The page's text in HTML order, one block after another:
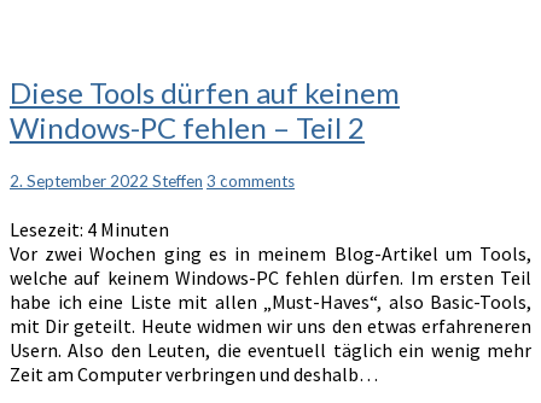
Diese
Tools
dürfen
keinem
PC
fehlen
–
Teil
2
Diese Tools dürfen auf keinem
Windows-PC fehlen – Teil 2
2. September 2022 Steffen Comments
3 comments
Lesezeit: 4 Minuten
Vor zwei Wochen ging es in meinem Blog-Artikel um Tools,
welche auf keinem Windows-PC fehlen dürfen. Im ersten Teil
habe ich eine Liste mit allen „Must-Haves“, also Basic-Tools,
mit Dir geteilt. Heute widmen wir uns den etwas erfahreneren
Usern. Also den Leuten, die eventuell täglich ein wenig mehr
Zeit am Computer verbringen und deshalb…